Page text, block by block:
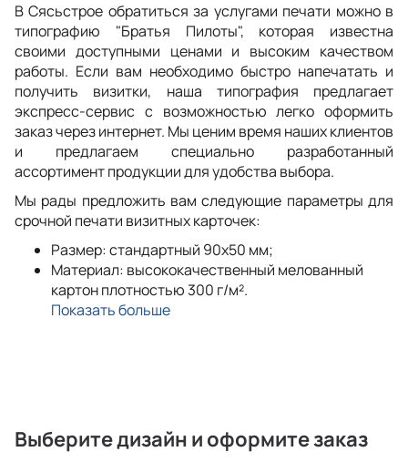
В Сясьстрое обратиться за услугами печати можно в
типографию "Братья Пилоты", которая известна
своими доступными ценами и высоким качеством
работы. Если вам необходимо быстро напечатать и
получить визитки, наша типография предлагает
экспресс-сервис с возможностью легко оформить
заказ через интернет. Мы ценим время наших клиентов
и предлагаем специально разработанный
ассортимент продукции для удобства выбора.
Мы рады предложить вам следующие параметры для
срочной печати визитных карточек:
Размер: стандартный 90x50 мм;
Материал: высококачественный мелованный
картон плотностью 300 г/м².
Показать больше
Выберите дизайн и оформите заказ